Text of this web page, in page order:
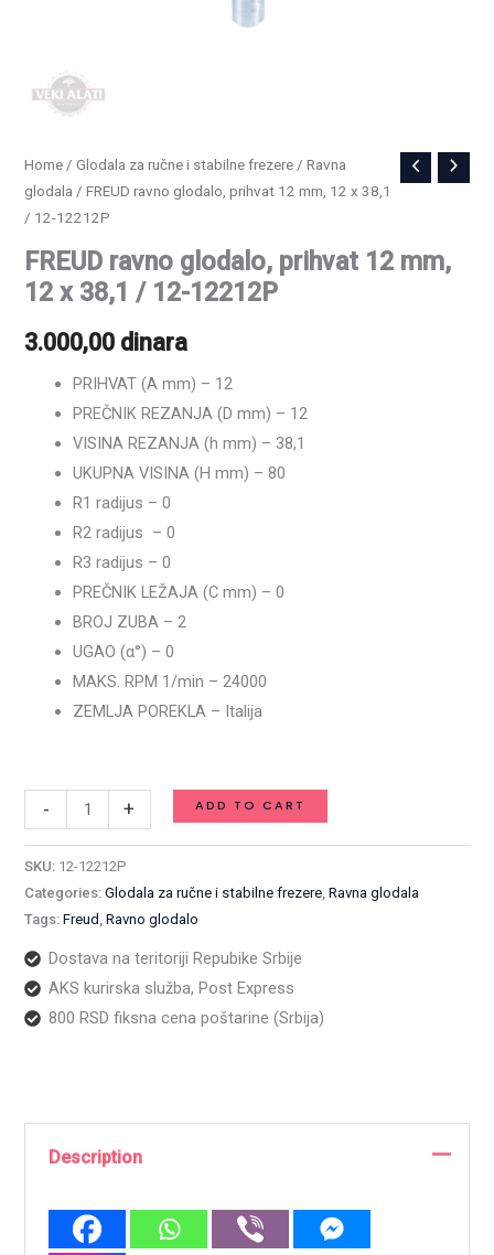
Home /Glodala za ručne i stabilne frezere /Ravna
glodala / FREUD ravno glodalo, prihvat 12 mm, 12 x 38,1
/ 12-12212P
FREUD ravno glodalo, prihvat 12 mm,
12 x 38,1 / 12-12212P
3.000,00 dinara
PRIHVAT (A mm) – 12
PREČNIK REZANJA (D mm) – 12
VISINA REZANJA (h mm) – 38,1
UKUPNA VISINA (H mm) – 80
R1 radijus – 0
R2 radijus – 0
R3 radijus – 0
PREČNIK LEŽAJA (C mm) – 0
BROJ ZUBA – 2
UGAO (α°) – 0
MAKS. RPM 1/min – 24000
ZEMLJA POREKLA – Italija
-
FREUD
ravno
glodalo,
prihvat
12
12
12212P
quantity
+ ADD TO CART
SKU: 12-12212P
Categories:Glodala za ručne i stabilne frezere ,Ravna glodala
Tags:Freud ,Ravno glodalo
Dostava na teritoriji Repubike Srbije
AKS kurirska služba, Post Express
800 RSD fiksna cena poštarine (Srbija)
Description